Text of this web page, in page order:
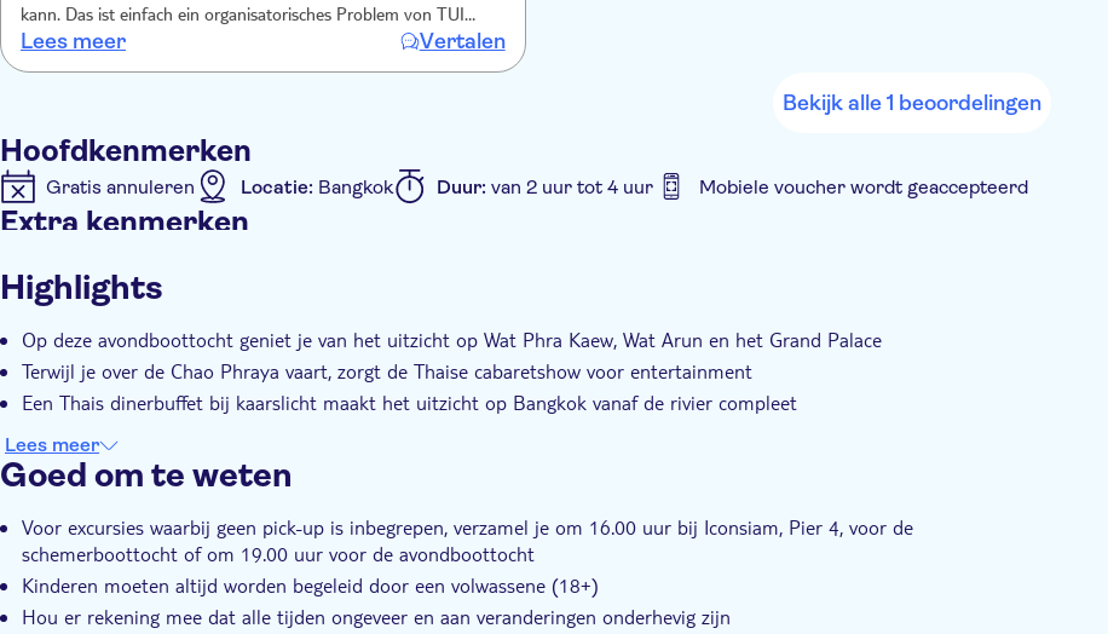
kann. Das ist einfach ein organisatorisches Problem von TUI
direkt wir hatten nur als Ticket mit unseren Namen in und
Ticketnummer. Sie konnten vor Ort weder den Namen noch die
Leute auf das Boot gelassen dass man sich vorkommt mit einer
Sardinendose.
Lees meer Vertalen
Bekijk alle 1 beoordelingen
Hoofdkenmerken
Gratis annuleren Locatie: Bangkok Duur: van 2 uur tot 4 uur Mobiele voucher wordt geaccepteerd
Extra kenmerken
Highlights
Op deze avondboottocht geniet je van het uitzicht op Wat Phra Kaew, Wat Arun en het Grand Palace
Terwijl je over de Chao Phraya vaart, zorgt de Thaise cabaretshow voor entertainment
Een Thais dinerbuffet bij kaarslicht maakt het uitzicht op Bangkok vanaf de rivier compleet
Lees meer
Goed om te weten
Voor excursies waarbij geen pick-up is inbegrepen, verzamel je om 16.00 uur bij Iconsiam, Pier 4, voor de
schemerboottocht of om 19.00 uur voor de avondboottocht
Kinderen moeten altijd worden begeleid door een volwassene (18+)
Hou er rekening mee dat alle tijden ongeveer en aan veranderingen onderhevig zijn